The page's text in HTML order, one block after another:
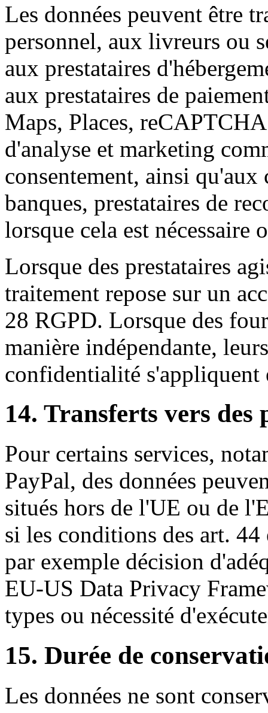
Les données peuvent être
personnel, aux livreurs ou
aux prestataires
aux prestataires de
Maps, Places,
d'analyse et marketing
consentement, ainsi
banques, prestataires de
lorsque cela est nécessaire
Lorsque des prestataires
traitement repose sur un
28 RGPD. Lorsque des
manière indépendante,
confidentialité s'appliquent
14. Transferts vers des
Pour certains services,
PayPal, des données
situés hors de l'UE ou de
si les conditions des art.
par exemple décision
EU-US Data Privacy
types ou nécessité
15. Durée de
Les données ne sont